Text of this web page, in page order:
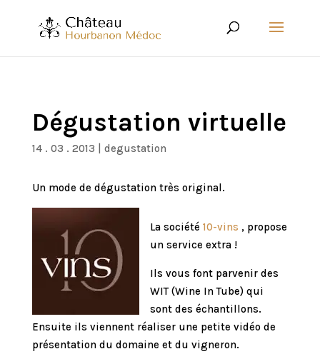
Dégustation virtuelle
14 . 03 . 2013 degustation
Un mode de dégustation très original.
La société 10-vins , propose
un service extra !
Ils vous font parvenir des
WIT (Wine In Tube) qui
sont des échantillons.
Ensuite ils viennent réaliser une petite vidéo de
présentation du domaine et du vigneron.